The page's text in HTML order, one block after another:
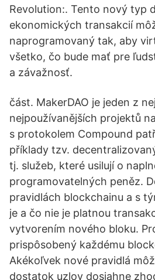
Revolution:. Tento nový typ
ekonomických transakcií
naprogramovaný tak, aby
všetko, čo bude mať pre
a závažnosť.
část. MakerDAO je jeden z
nejpoužívanějších projektů
s protokolem Compound
příklady tzv.
tj. služeb, které usilují o
programovatelných peněz.
pravidlách blockchainu a s
je a čo nie je platnou
vytvorením nového bloku.
prispôsobený každému
Akékoľvek nové pravidlá
dostatok uzlov dosiahne